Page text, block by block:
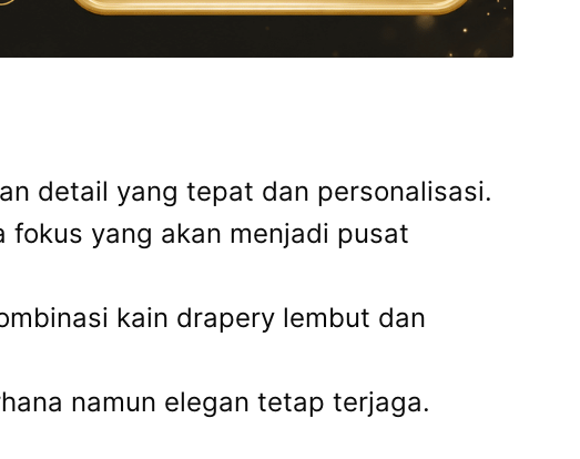
detail yang tepat dan personalisasi.
yang akan menjadi pusat
kain drapery lembut dan
namun elegan tetap terjaga.